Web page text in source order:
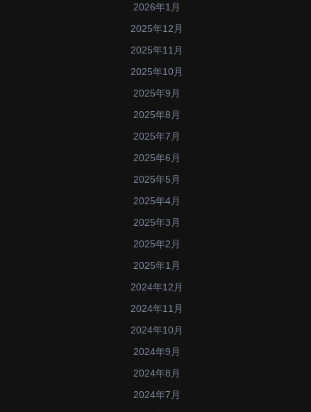
2026年1月
2025年12月
2025年11月
2025年10月
2025年9月
2025年8月
2025年7月
2025年6月
2025年5月
2025年4月
2025年3月
2025年2月
2025年1月
2024年12月
2024年11月
2024年10月
2024年9月
2024年8月
2024年7月